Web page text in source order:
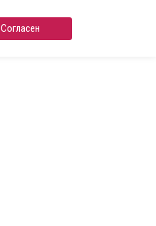
Согласен